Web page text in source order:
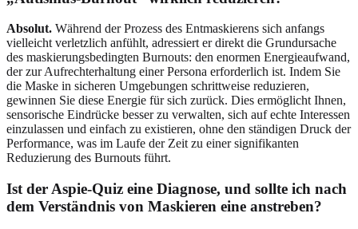
Absolut. Während der Prozess des Entmaskierens sich anfangs
vielleicht verletzlich anfühlt, adressiert er direkt die Grundursache
des maskierungsbedingten Burnouts: den enormen Energieaufwand,
der zur Aufrechterhaltung einer Persona erforderlich ist. Indem Sie
die Maske in sicheren Umgebungen schrittweise reduzieren,
gewinnen Sie diese Energie für sich zurück. Dies ermöglicht Ihnen,
sensorische Eindrücke besser zu verwalten, sich auf echte Interessen
einzulassen und einfach zu existieren, ohne den ständigen Druck der
Performance, was im Laufe der Zeit zu einer signifikanten
Reduzierung des Burnouts führt.
Ist der Aspie-Quiz eine Diagnose, und sollte ich nach
dem Verständnis von Maskieren eine anstreben?